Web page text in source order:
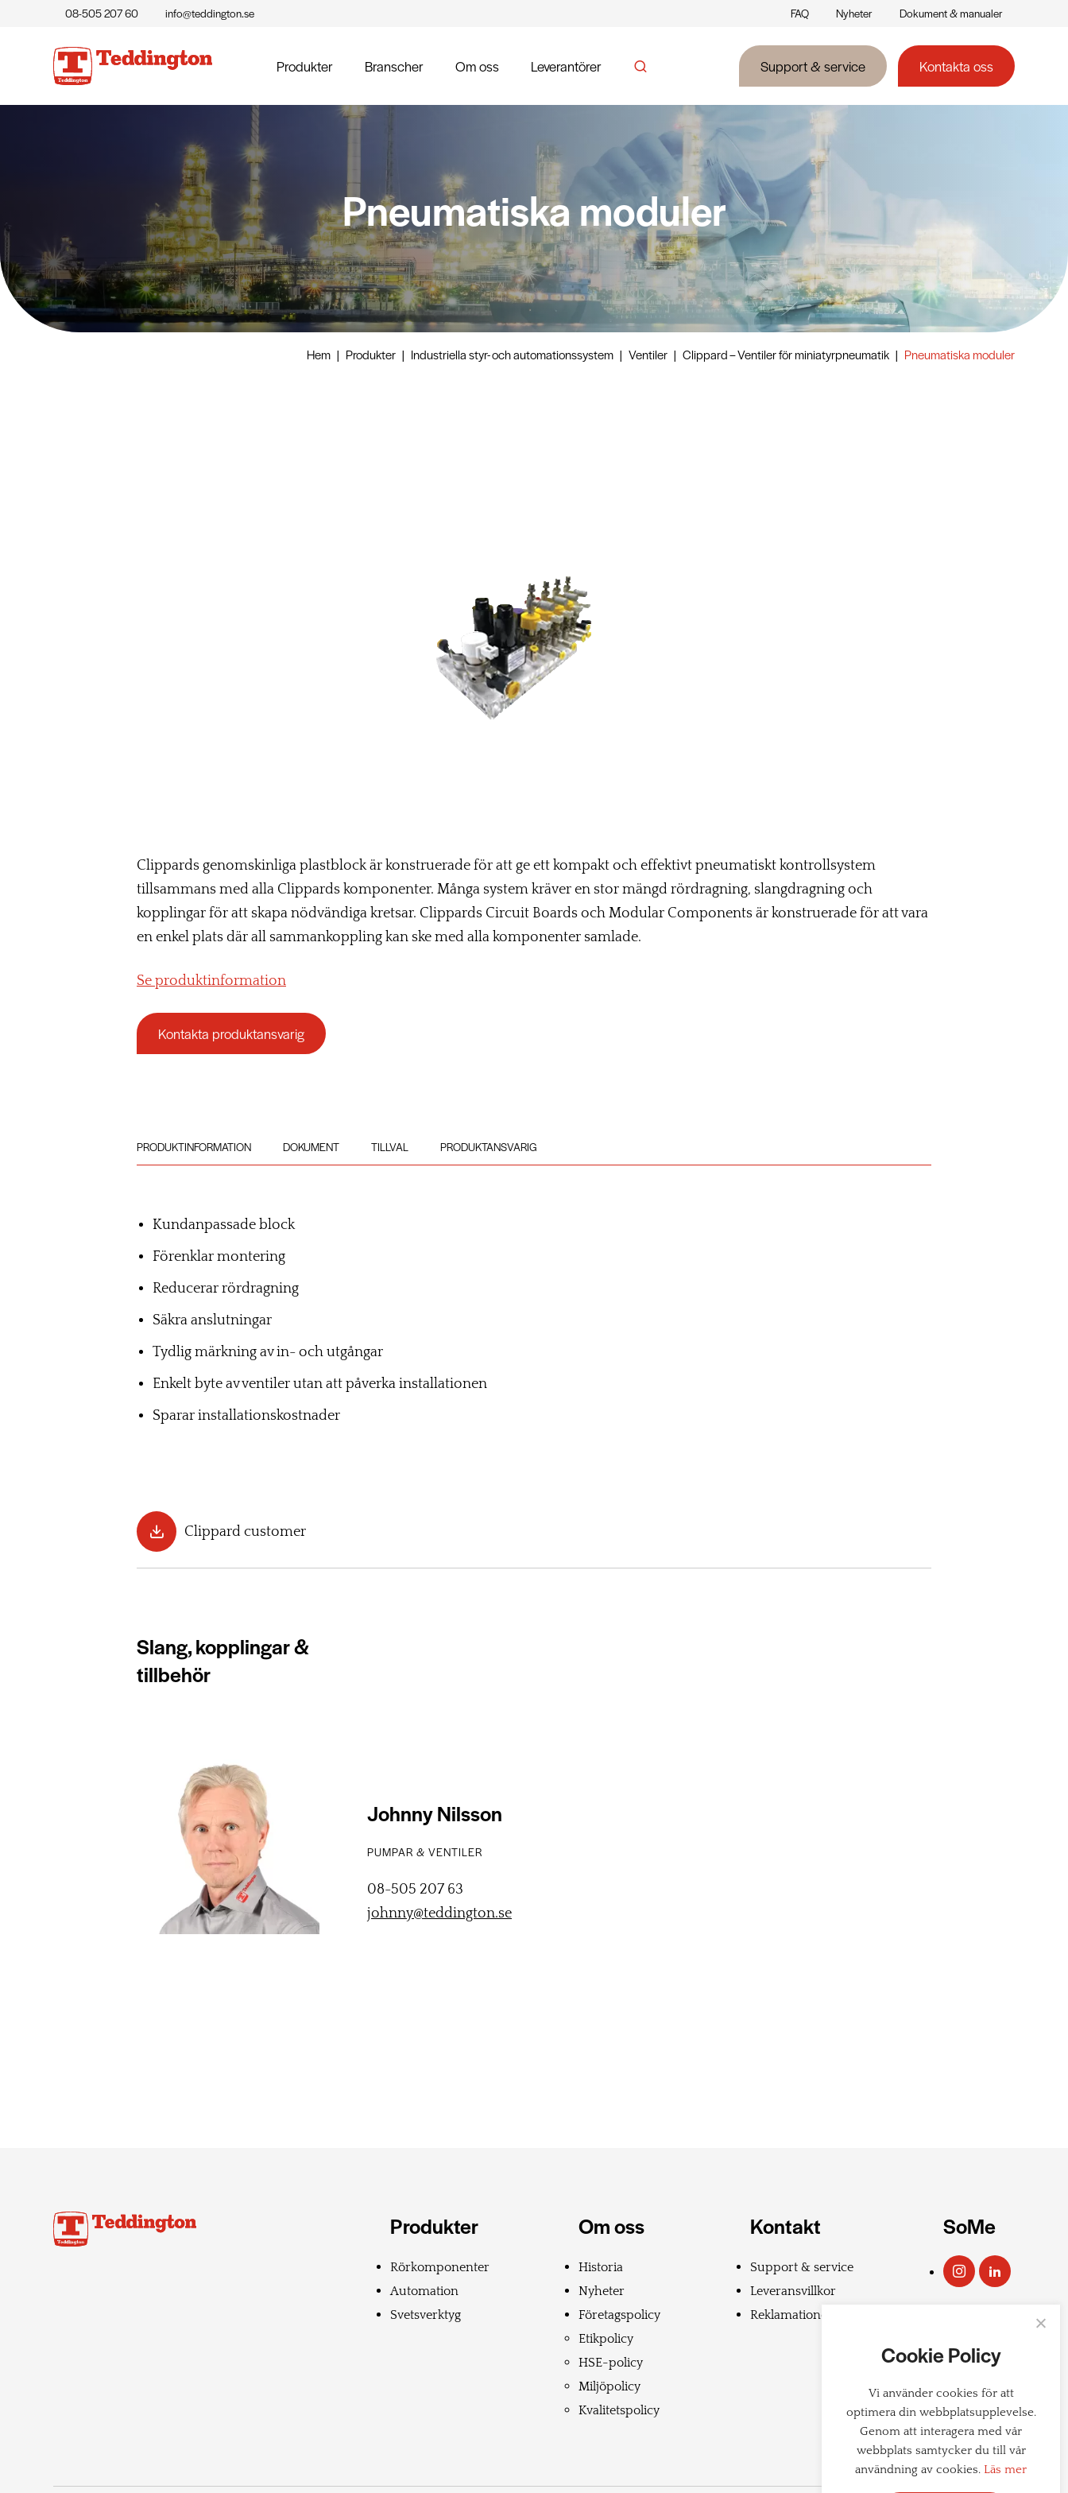
08-505 207 60 info@teddington.se FAQ Nyheter Dokument & manualer
Produkter Branscher Om oss Leverantörer Support & service Kontakta oss
Pneumatiska moduler
Hem | Produkter | Industriella styr- och automationssystem | Ventiler | Clippard – Ventiler för miniatyrpneumatik | Pneumatiska moduler
Clippards genomskinliga plastblock är konstruerade för att ge ett kompakt och effektivt pneumatiskt kontrollsystem
tillsammans med alla Clippards komponenter. Många system kräver en stor mängd rördragning, slangdragning och
kopplingar för att skapa nödvändiga kretsar. Clippards Circuit Boards och Modular Components är konstruerade för att vara
en enkel plats där all sammankoppling kan ske med alla komponenter samlade.
Se produktinformation
Kontakta produktansvarig
PRODUKTINFORMATION DOKUMENT TILLVAL PRODUKTANSVARIG
Kundanpassade block
Förenklar montering
Reducerar rördragning
Säkra anslutningar
Tydlig märkning av in- och utgångar
Enkelt byte av ventiler utan att påverka installationen
Sparar installationskostnader
Clippard customer
Slang, kopplingar &
tillbehör
Johnny Nilsson
PUMPAR & VENTILER
08-505 207 63
johnny@teddington.se
Produkter
Rörkomponenter
Automation
Svetsverktyg
Om oss
Historia
Nyheter
Företagspolicy
Etikpolicy
HSE-policy
Miljöpolicy
Kvalitetspolicy
Kontakt
Support & service
Leveransvillkor
Reklamationer
SoMe
Cookie Policy
Vi använder cookies för att
optimera din webbplatsupplevelse.
Genom att interagera med vår
webbplats samtycker du till vår
användning av cookies. Läs mer